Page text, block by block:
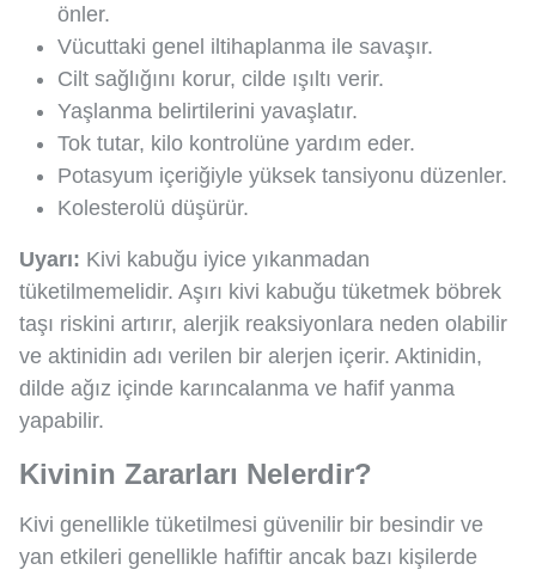
önler.
Vücuttaki genel iltihaplanma ile savaşır.
Cilt sağlığını korur, cilde ışıltı verir.
Yaşlanma belirtilerini yavaşlatır.
Tok tutar, kilo kontrolüne yardım eder.
Potasyum içeriğiyle yüksek tansiyonu düzenler.
Kolesterolü düşürür.
Uyarı: Kivi kabuğu iyice yıkanmadan
tüketilmemelidir. Aşırı kivi kabuğu tüketmek böbrek
taşı riskini artırır, alerjik reaksiyonlara neden olabilir
ve aktinidin adı verilen bir alerjen içerir. Aktinidin,
dilde ağız içinde karıncalanma ve hafif yanma
yapabilir.
Kivinin Zararları Nelerdir?
Kivi genellikle tüketilmesi güvenilir bir besindir ve
yan etkileri genellikle hafiftir ancak bazı kişilerde